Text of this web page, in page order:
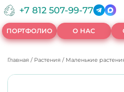
+7 812 507-99-77
ПОРТФОЛИО О НАС
Главная / Растения / Маленькие